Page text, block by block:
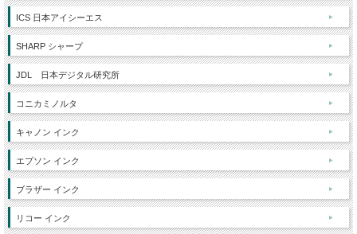
ICS 日本アイシーエス
SHARP シャープ
JDL 日本デジタル研究所
コニカミノルタ
キャノン インク
エプソン インク
ブラザー インク
リコー インク